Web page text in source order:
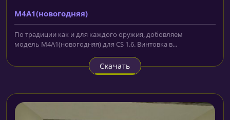
M4A1(новогодняя)
По традиции как и для каждого оружия, добовляем
модель M4A1(новогодняя) для CS 1.6. Винтовка в...
Скачать